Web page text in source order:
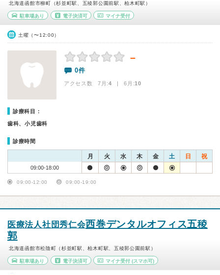
北海道函館市柳町（杉並町駅、五稜郭公園前駅、柏木町駅）
駐車場あり 電子決済可 マイナ受付
土曜（〜12:00）
－
0件
アクセス数 7月:4 | 6月:10
診療科目：
歯科、小児歯科
診療時間
月 火 水 木 金 土 日 祝
09:00-18:00
09:00-12:00 09:00-19:00
医療法人社団秀仁会西巻デンタルオフィス五稜
郭
北海道函館市松陰町（杉並町駅、柏木町駅、五稜郭公園前駅）
駐車場あり 電子決済可 マイナ受付 (スマホ可)